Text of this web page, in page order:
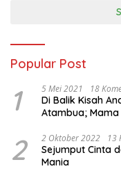
Popular Post
1 5 Mei 2021 18
Di Balik Kisah
Atambua;
2 2 Oktober 2022 13
Sejumput Cinta
Mania